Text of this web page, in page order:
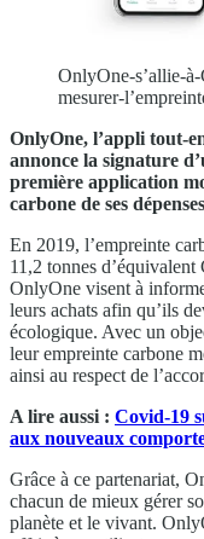
OnlyOne-s’allie-
mesurer-
OnlyOne, l’appli tout-
annonce la signature
première application
carbone de ses
En 2019, l’empreinte
11,2 tonnes
OnlyOne visent à
leurs achats afin qu’ils
écologique. Avec un
leur empreinte carbone
ainsi au respect de
A lire aussi : Covid-19
aux nouveaux
Grâce à ce partenariat,
chacun de mieux gérer
planète et le vivant.